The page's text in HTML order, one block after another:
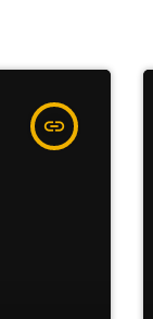
insert_link